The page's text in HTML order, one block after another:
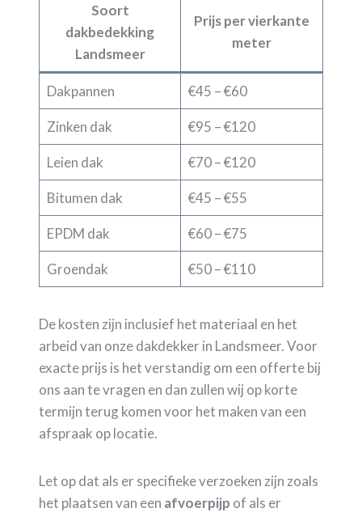
Soort
dakbedekking
Landsmeer
Prijs per vierkante
meter
Dakpannen €45 – €60
Zinken dak €95 – €120
Leien dak €70 – €120
Bitumen dak €45 – €55
EPDM dak €60 – €75
Groendak €50 – €110
De kosten zijn inclusief het materiaal en het
arbeid van onze dakdekker in Landsmeer. Voor
exacte prijs is het verstandig om een offerte bij
ons aan te vragen en dan zullen wij op korte
termijn terug komen voor het maken van een
afspraak op locatie.
Let op dat als er specifieke verzoeken zijn zoals
het plaatsen van een afvoerpijp of als er